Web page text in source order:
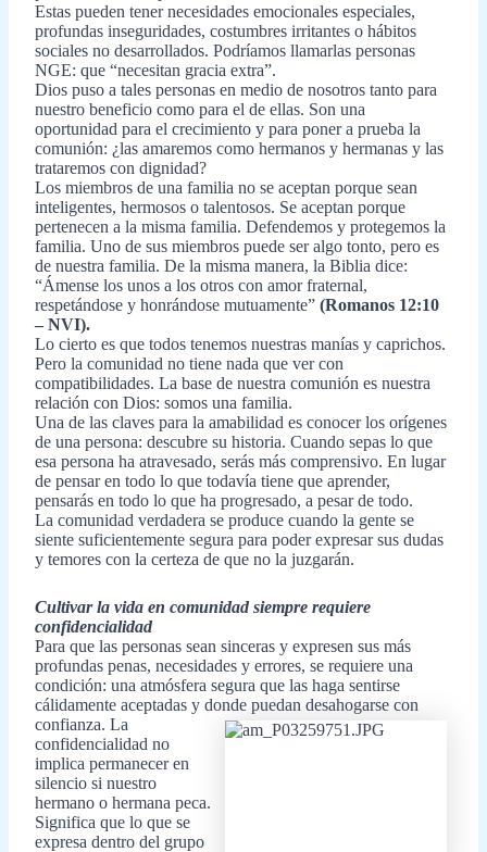
Estas pueden tener necesidades emocionales especiales,
profundas inseguridades, costumbres irritantes o hábitos
sociales no desarrollados. Podríamos llamarlas personas
NGE: que “necesitan gracia extra”.
Dios puso a tales personas en medio de nosotros tanto para
nuestro beneficio como para el de ellas. Son una
oportunidad para el crecimiento y para poner a prueba la
comunión: ¿las amaremos como hermanos y hermanas y las
trataremos con dignidad?
Los miembros de una familia no se aceptan porque sean
inteligentes, hermosos o talentosos. Se aceptan porque
pertenecen a la misma familia. Defendemos y protegemos la
familia. Uno de sus miembros puede ser algo tonto, pero es
de nuestra familia. De la misma manera, la Biblia dice:
“Ámense los unos a los otros con amor fraternal,
respetándose y honrándose mutuamente”(Romanos 12:10
– NVI).
Lo cierto es que todos tenemos nuestras manías y caprichos.
Pero la comunidad no tiene nada que ver con
compatibilidades. La base de nuestra comunión es nuestra
relación con Dios: somos una familia.
Una de las claves para la amabilidad es conocer los orígenes
de una persona: descubre su historia. Cuando sepas lo que
esa persona ha atravesado, serás más comprensivo. En lugar
de pensar en todo lo que todavía tiene que aprender,
pensarás en todo lo que ha progresado, a pesar de todo.
La comunidad verdadera se produce cuando la gente se
siente suficientemente segura para poder expresar sus dudas
y temores con la certeza de que no la juzgarán.
Cultivar la vida en comunidad siempre requiere
confidencialidad
Para que las personas sean sinceras y expresen sus más
profundas penas, necesidades y errores, se requiere una
condición: una atmósfera segura que las haga sentirse
cálidamente aceptadas y donde puedan desahogarse con
confianza. La
confidencialidad no
implica permanecer en
silencio si nuestro
hermano o hermana peca.
Significa que lo que se
expresa dentro del grupo